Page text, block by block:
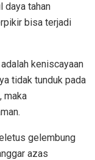
daya tahan
bisa terjadi
keniscayaan
tidak tunduk pada
maka
gelembung
azas